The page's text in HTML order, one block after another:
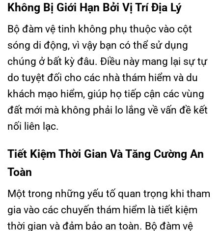
Không Bị Giới Hạn Bởi Vị Trí Địa Lý
Bộ đàm vệ tinh không phụ thuộc vào cột
sóng di động, vì vậy bạn có thể sử dụng
chúng ở bất kỳ đâu. Điều này mang lại sự tự
do tuyệt đối cho các nhà thám hiểm và du
khách mạo hiểm, giúp họ tiếp cận các vùng
đất mới mà không phải lo lắng về vấn đề kết
nối liên lạc.
Tiết Kiệm Thời Gian Và Tăng Cường An
Toàn
Một trong những yếu tố quan trọng khi tham
gia vào các chuyến thám hiểm là tiết kiệm
thời gian và đảm bảo an toàn. Bộ đàm vệ